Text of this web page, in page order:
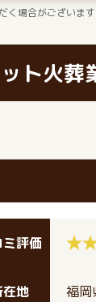
場合がございます
ト火葬
ミ評価
在地 福岡